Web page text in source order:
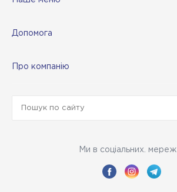
Допомога
Про компанію
Ми в соціальних. мереж